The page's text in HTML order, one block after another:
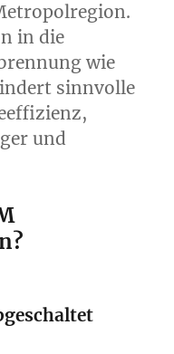
in die
wie
sinnvolle
und